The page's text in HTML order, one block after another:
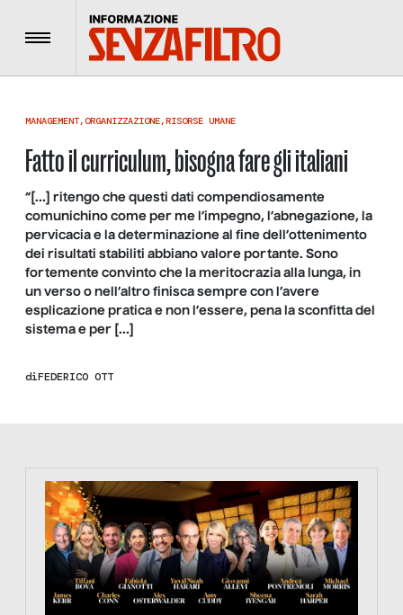
Menu
MANAGEMENT,ORGANIZZAZIONE,RISORSE UMANE
Fatto il curriculum, bisogna fare gli italiani
“[…] ritengo che questi dati compendiosamente
comunichino come per me l’impegno, l’abnegazione, la
pervicacia e la determinazione al fine dell’ottenimento
dei risultati stabiliti abbiano valore portante. Sono
fortemente convinto che la meritocrazia alla lunga, in
un verso o nell’altro finisca sempre con l’avere
esplicazione pratica e non l’essere, pena la sconfitta del
sistema e per […]
diFEDERICO OTT
https://tinyurl.com/363fvfm9